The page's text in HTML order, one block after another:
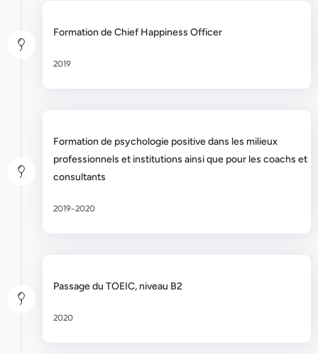
Formation de Chief Happiness Officer
2019
Formation de psychologie positive dans les milieux
professionnels et institutions ainsi que pour les coachs et
consultants
2019-2020
Passage du TOEIC, niveau B2
2020